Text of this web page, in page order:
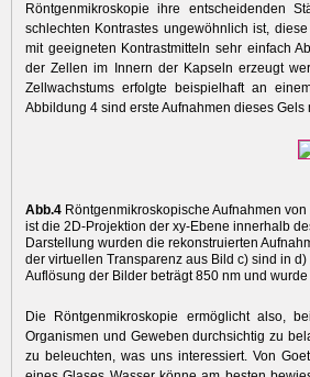
Röntgenmikroskopie ihre entscheidenden
schlechten Kontrastes ungewöhnlich ist,
mit geeigneten Kontrastmitteln sehr einfach
der Zellen im Innern der Kapseln erzeugt
Zellwachstums erfolgte beispielhaft an
Abbildung 4 sind erste Aufnahmen dieses Gels
Abb.4 Röntgenmikroskopische Aufnahmen
ist die 2D-Projektion der xy-Ebene innerhalb
Darstellung wurden die rekonstruierten
der virtuellen Transparenz aus Bild c) sind in
Auflösung der Bilder beträgt 850 nm und
Die Röntgenmikroskopie ermöglicht also,
Organismen und Geweben durchsichtig zu
zu beleuchten, was uns interessiert. Von